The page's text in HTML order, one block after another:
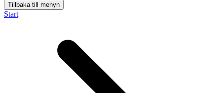
Tillbaka till menyn
Start